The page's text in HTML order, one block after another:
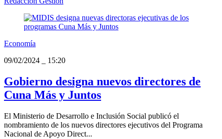
Economía
09/02/2024
15:20
Gobierno designa nuevos directores de
Cuna Más y Juntos
El Ministerio de Desarrollo e Inclusión Social publicó el
nombramiento de los nuevos directores ejecutivos del Programa
Nacional de Apoyo Direct...